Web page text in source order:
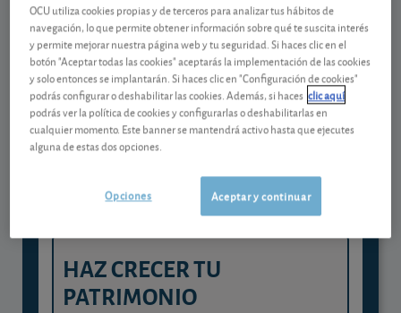
Contenido reservado a SOCIOS
Gestiona tu dinero con visión
experta
y consigue que cada euro trabaje
HAZ CRECER TU
PATRIMONIO
OCU utiliza cookies propias y de terceros para analizar tus hábitos de
navegación, lo que permite obtener información sobre qué te suscita interés
y permite mejorar nuestra página web y tu seguridad. Si haces clic en el
botón "Aceptar todas las cookies" aceptarás la implementación de las cookies
y solo entonces se implantarán. Si haces clic en "Configuración de cookies"
podrás configurar o deshabilitar las cookies. Además, si haces clic aquí
podrás ver la política de cookies y configurarlas o deshabilitarlas en
cualquier momento. Este banner se mantendrá activo hasta que ejecutes
alguna de estas dos opciones.
Aceptar y continuar
Opciones